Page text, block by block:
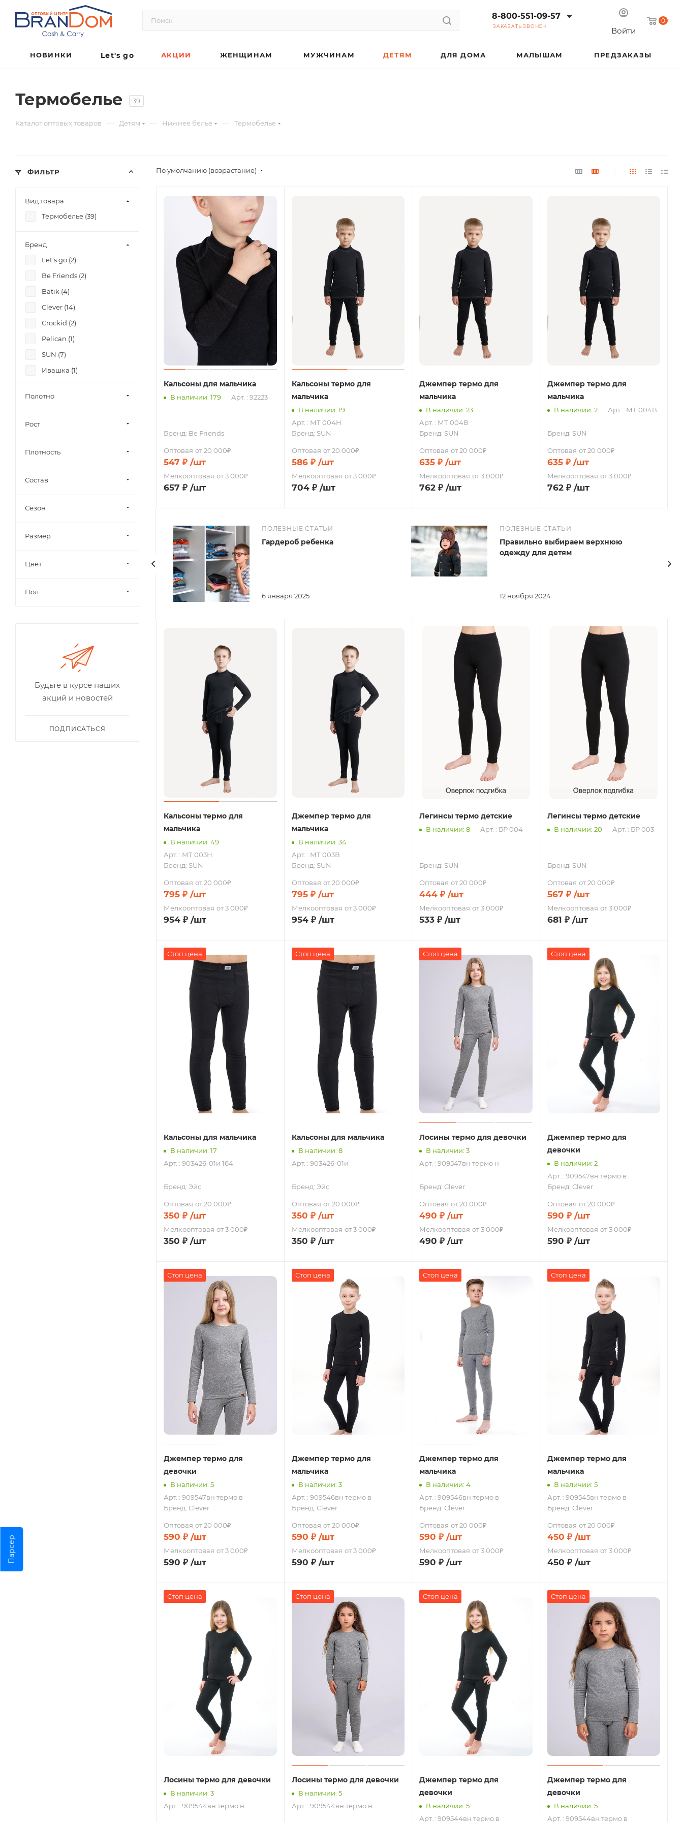
0
Войти
8-800-551-09-57
ЗАКАЗАТЬ ЗВОНОК
НОВИНКИ Let's go АКЦИИ ЖЕНЩИНАМ МУЖЧИНАМ ДЕТЯМ ДЛЯ ДОМА МАЛЫШАМ ПРЕДЗАКАЗЫ
Термобелье 39
Каталог оптовых товаров — Детям — Нижнее белье — Термобелье
По умолчанию (возрастание)
Кальсоны для мальчика
В наличии: 179 Арт. : 92223
Бренд: Be Friends
Оптовая от 20 000₽
547 ₽ /шт
Мелкооптовая от 3 000₽
657 ₽ /шт
Кальсоны термо для
мальчика
В наличии: 19
Арт. : МТ 004Н
Бренд: SUN
Оптовая от 20 000₽
586₽ /шт
Мелкооптовая от 3 000₽
704₽ /шт
Джемпер термо для
мальчика
В наличии: 23
Арт. : МТ 004В
Бренд: SUN
Оптовая от 20 000₽
635 ₽ /шт
Мелкооптовая от 3 000₽
762 ₽ /шт
Джемпер термо для
мальчика
В наличии: 2 Арт. : МТ 004В
Бренд: SUN
Оптовая от 20 000₽
635₽ /шт
Мелкооптовая от 3 000₽
762₽ /шт
ПОЛЕЗНЫЕ СТАТЬИ
6 января 2025
Гардероб ребенка
ПОЛЕЗНЫЕ СТАТЬИ
12 ноября 2024
Правильно выбираем верхнюю
одежду для детям
Кальсоны термо для
мальчика
В наличии: 49
Арт. : МТ 003Н
Бренд: SUN
Оптовая от 20 000₽
795 ₽ /шт
Мелкооптовая от 3 000₽
954 ₽ /шт
Джемпер термо для
мальчика
В наличии: 34
Арт. : МТ 003В
Бренд: SUN
Оптовая от 20 000₽
795₽ /шт
Мелкооптовая от 3 000₽
954₽ /шт
Легинсы термо детские
В наличии: 8 Арт. : БР 004
Бренд: SUN
Оптовая от 20 000₽
444 ₽ /шт
Мелкооптовая от 3 000₽
533 ₽ /шт
Легинсы термо детские
В наличии: 20 Арт. : БР 003
Бренд: SUN
Оптовая от 20 000₽
567 ₽ /шт
Мелкооптовая от 3 000₽
681 ₽ /шт
Стоп цена
Кальсоны для мальчика
В наличии: 17
Арт. : 903426-01и 164
Бренд: Эйс
Оптовая от 20 000₽
350 ₽ /шт
Мелкооптовая от 3 000₽
350 ₽ /шт
Стоп цена
Кальсоны для мальчика
В наличии: 8
Арт. : 903426-01и
Бренд: Эйс
Оптовая от 20 000₽
350 ₽ /шт
Мелкооптовая от 3 000₽
350 ₽ /шт
Стоп цена
Лосины термо для девочки
В наличии: 3
Арт. : 909547вн термо н
Бренд: Clever
Оптовая от 20 000₽
490 ₽ /шт
Мелкооптовая от 3 000₽
490 ₽ /шт
Стоп цена
Джемпер термо для
девочки
В наличии: 2
Арт. : 909547вн термо в
Бренд: Clever
Оптовая от 20 000₽
590 ₽ /шт
Мелкооптовая от 3 000₽
590 ₽ /шт
Стоп цена
Джемпер термо для
девочки
В наличии: 5
Арт. : 909547вн термо в
Бренд: Clever
Оптовая от 20 000₽
590 ₽ /шт
Мелкооптовая от 3 000₽
590 ₽ /шт
Стоп цена
Джемпер термо для
мальчика
В наличии: 3
Арт. : 909546вн термо в
Бренд: Clever
Оптовая от 20 000₽
590 ₽ /шт
Мелкооптовая от 3 000₽
590 ₽ /шт
Стоп цена
Джемпер термо для
мальчика
В наличии: 4
Арт. : 909546вн термо в
Бренд: Clever
Оптовая от 20 000₽
590 ₽ /шт
Мелкооптовая от 3 000₽
590 ₽ /шт
Стоп цена
Джемпер термо для
мальчика
В наличии: 5
Арт. : 909545вн термо в
Бренд: Clever
Оптовая от 20 000₽
450 ₽ /шт
Мелкооптовая от 3 000₽
450 ₽ /шт
Стоп цена
Лосины термо для девочки
В наличии: 3
Арт. : 909544вн термо н
Стоп цена
Лосины термо для девочки
В наличии: 5
Арт. : 909544вн термо н
Стоп цена
Джемпер термо для
девочки
В наличии: 5
Арт. : 909544вн термо в
Стоп цена
Джемпер термо для
девочки
В наличии: 5
Арт. : 909544вн термо в
Парсер
ФИЛЬТР
Вид товара
Термобелье (39)
Бренд
Let's go (2)
Be Friends (2)
Batik (4)
Clever (14)
Crockid (2)
Pelican (1)
SUN (7)
Ивашка (1)
Полотно
Рост
Плотность
Состав
Сезон
Размер
Цвет
Пол
Будьте в курсе наших
акций и новостей
ПОДПИСАТЬСЯ